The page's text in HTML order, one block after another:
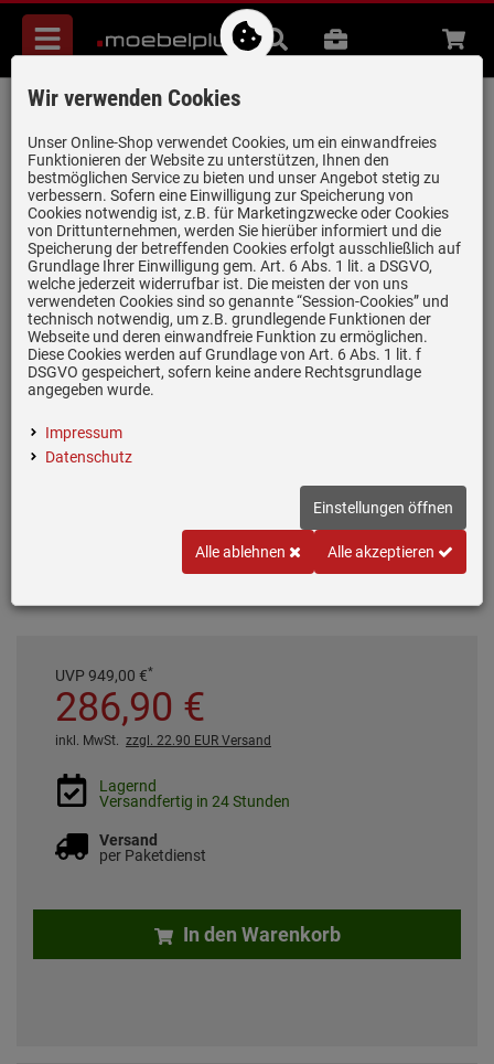
Menü
Suche
B2B Beratung
Neff HLAWG26S3 Mikrowelle Schwarz
Artikel-Nummer:19981155 | Herstellernummer:HLAWG26S3 |
EAN:4242004282693
Einloggen und Bewertung schreiben
Inklusive 5 Jahre Garantie
7 Automatikprogramme
UVP 949,00 €*
286,90 €
inkl. MwSt. zzgl. 22.90 EUR Versand
Lagernd
Versandfertig in 24 Stunden
Versand
per Paketdienst
In den Warenkorb
Wir verwenden Cookies
Unser Online-Shop verwendet Cookies, um ein einwandfreies
Funktionieren der Website zu unterstützen, Ihnen den
bestmöglichen Service zu bieten und unser Angebot stetig zu
verbessern. Sofern eine Einwilligung zur Speicherung von
Cookies notwendig ist, z.B. für Marketingzwecke oder Cookies
von Drittunternehmen, werden Sie hierüber informiert und die
Speicherung der betreffenden Cookies erfolgt ausschließlich auf
Grundlage Ihrer Einwilligung gem. Art. 6 Abs. 1 lit. a DSGVO,
welche jederzeit widerrufbar ist. Die meisten der von uns
verwendeten Cookies sind so genannte “Session-Cookies” und
technisch notwendig, um z.B. grundlegende Funktionen der
Webseite und deren einwandfreie Funktion zu ermöglichen.
Diese Cookies werden auf Grundlage von Art. 6 Abs. 1 lit. f
DSGVO gespeichert, sofern keine andere Rechtsgrundlage
angegeben wurde.
Impressum
Datenschutz
Einstellungen öffnen
Alle ablehnen Alle akzeptieren